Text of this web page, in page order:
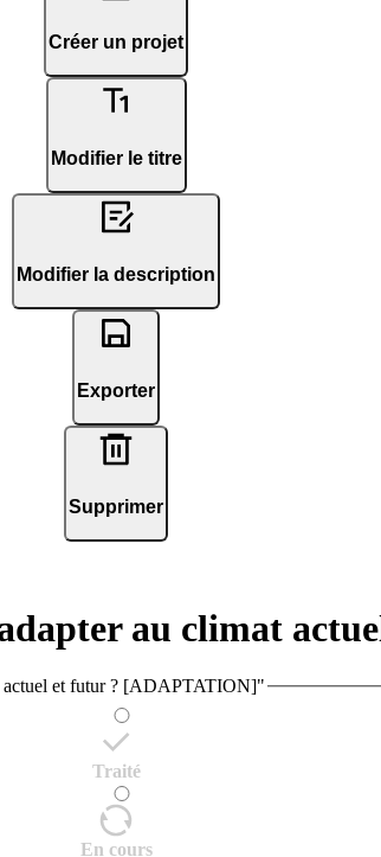
Créer un projet
Modifier le titre
Modifier la description
Exporter
Supprimer
au climat
actuel et futur ? [ADAPTATION]"
Traité
En cours